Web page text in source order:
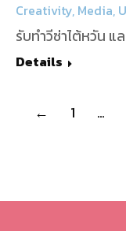
Creativity, Media,
รับทำวีซ่าไต้หวัน แ
Details
← 1 …